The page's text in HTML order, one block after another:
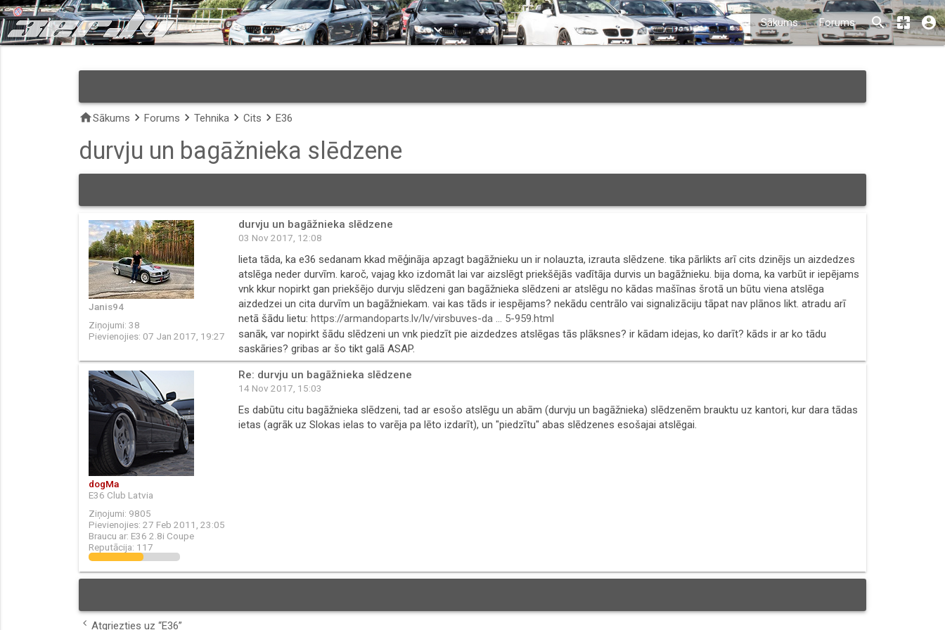
keyboard_arrow_down Sākums Forums search pages account_circle
homeSākums keyboard_arrow_right Forums keyboard_arrow_right Tehnika keyboard_arrow_right Cits keyboard_arrow_right E36
durvju un bagāžnieka slēdzene
Janis94
Ziņojumi: 38
Pievienojies: 07 Jan 2017, 19:27
durvju un bagāžnieka slēdzene
03 Nov 2017, 12:08
lieta tāda, ka e36 sedanam kkad mēģināja apzagt bagāžnieku un ir nolauzta, izrauta slēdzene. tika pārlikts arī cits dzinējs un aizdedzes
atslēga neder durvīm. karoč, vajag kko izdomāt lai var aizslēgt priekšējās vadītāja durvis un bagāžnieku. bija doma, ka varbūt ir iepējams
vnk kkur nopirkt gan priekšējo durvju slēdzeni gan bagāžnieka slēdzeni ar atslēgu no kādas mašīnas šrotā un būtu viena atslēga
aizdedzei un cita durvīm un bagāžniekam. vai kas tāds ir iespējams? nekādu centrālo vai signalizāciju tāpat nav plānos likt. atradu arī
netā šādu lietu: https://armandoparts.lv/lv/virsbuves-da ... 5-959.html
sanāk, var nopirkt šādu slēdzeni un vnk piedzīt pie aizdedzes atslēgas tās plāksnes? ir kādam idejas, ko darīt? kāds ir ar ko tādu
saskāries? gribas ar šo tikt galā ASAP.
dogMa
E36 Club Latvia
Ziņojumi: 9805
Pievienojies: 27 Feb 2011, 23:05
Braucu ar: E36 2.8i Coupe
Reputācija: 117
Re: durvju un bagāžnieka slēdzene
14 Nov 2017, 15:03
Es dabūtu citu bagāžnieka slēdzeni, tad ar esošo atslēgu un abām (durvju un bagāžnieka) slēdzenēm brauktu uz kantori, kur dara tādas
ietas (agrāk uz Slokas ielas to varēja pa lēto izdarīt), un "piedzītu" abas slēdzenes esošajai atslēgai.
Atgriezties uz “E36”